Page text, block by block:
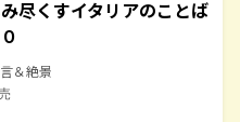
尽くすイタリアのことば
＆絶景